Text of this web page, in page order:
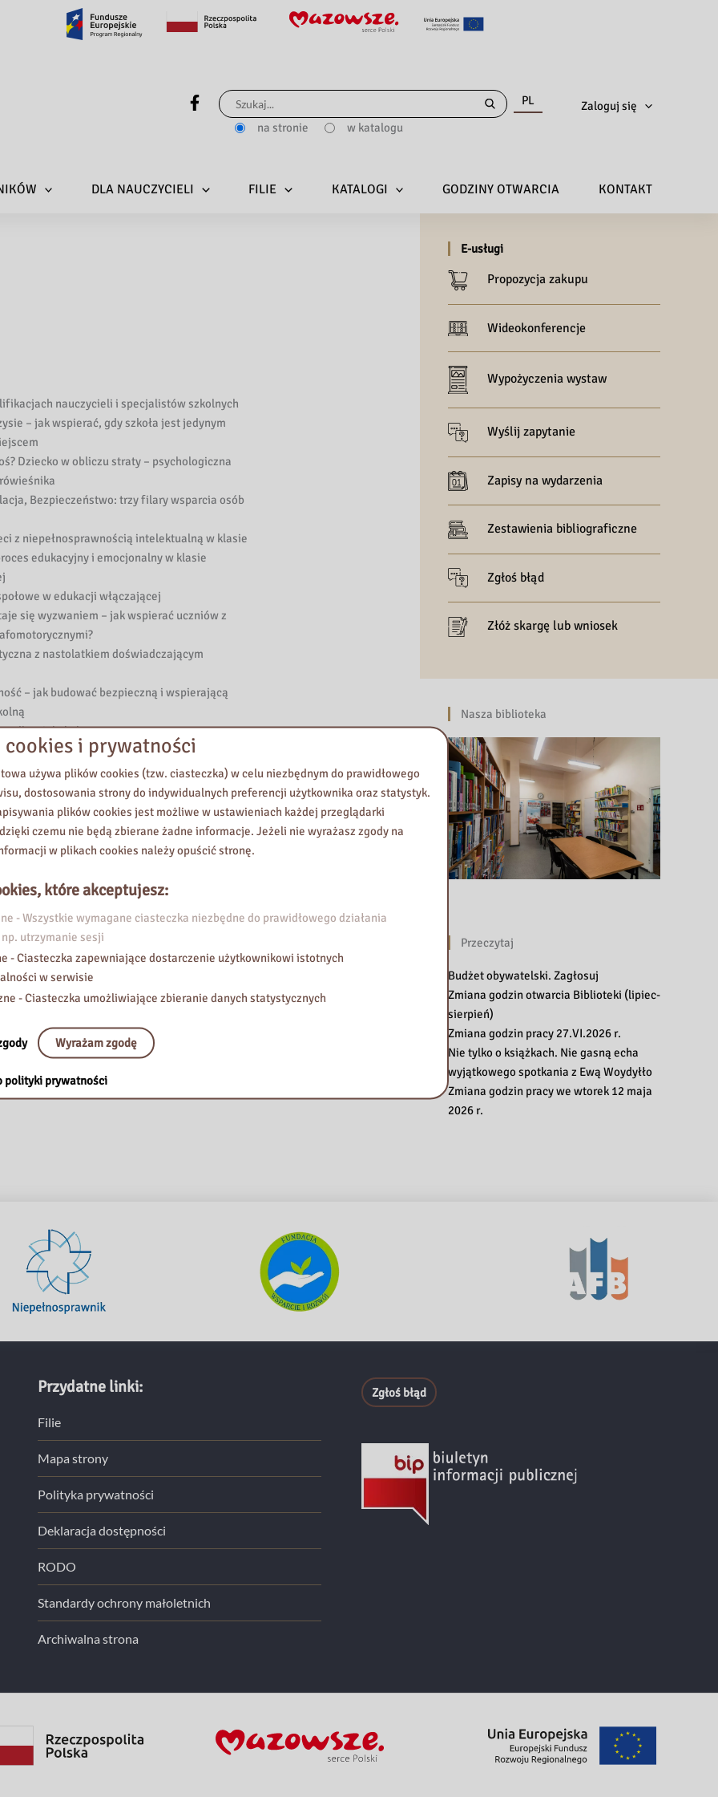
Szukaj
dla:
na stronie w katalogu
PL Zaloguj się
DLA NAUCZYCIELI FILIE KATALOGI GODZINY OTWARCIA KONTAKT
nauczycieli i specjalistów szkolnych
– jak wspierać, gdy szkoła jest jedynym
Dziecko w obliczu straty – psychologiczna
Bezpieczeństwo: trzy filary wsparcia osób
z niepełnosprawnością intelektualną w klasie
edukacyjny i emocjonalny w klasie
w edukacji włączającej
się wyzwaniem – jak wspierać uczniów z
z nastolatkiem doświadczającym
– jak budować bezpieczną i wspierającą
dla wielu kultur
jedzenia
– jak mówić „nie” z szacunkiem
sztuczną inteligencję w edukacji. O oswajaniu
może stać się naszym sprzymierzeńcem
E-usługi
Propozycja zakupu
Wideokonferencje
Wypożyczenia wystaw
Wyślij zapytanie
Zapisy na wydarzenia
Zestawienia bibliograficzne
Zgłoś błąd
Złóż skargę lub wniosek
Nasza biblioteka
Przeczytaj
Budżet obywatelski. Zagłosuj
Zmiana godzin otwarcia Biblioteki (lipiec-
sierpień)
Zmiana godzin pracy 27.VI.2026 r.
Nie tylko o książkach. Nie gasną echa
wyjątkowego spotkania z Ewą Woydyłło
Zmiana godzin pracy we wtorek 12 maja
2026 r.
Przydatne linki:
Filie
Mapa strony
Polityka prywatności
Deklaracja dostępności
RODO
Standardy ochrony małoletnich
Archiwalna strona
Zgłoś błąd
i prywatności
używa plików cookies (tzw. ciasteczka) w celu niezbędnym do prawidłowego
dostosowania strony do indywidualnych preferencji użytkownika oraz statystyk.
plików cookies jest możliwe w ustawieniach każdej przeglądarki
czemu nie będą zbierane żadne informacje. Jeżeli nie wyrażasz zgody na
w plikach cookies należy opuścić stronę.
które akceptujesz:
- Wszystkie wymagane ciasteczka niezbędne do prawidłowego działania
utrzymanie sesji
- Ciasteczka zapewniające dostarczenie użytkownikowi istotnych
w serwisie
- Ciasteczka umożliwiające zbieranie danych statystycznych
Wyrażam zgodę
polityki prywatności